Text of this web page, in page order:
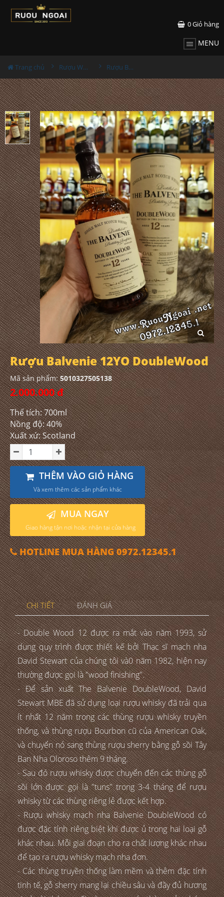
0Giỏ hàng
MENU
Trang chủ Rượu Whisky Rượu Balvenie 12YO DoubleWood
Rượu Balvenie 12YO DoubleWood
Mã sản phẩm:5010327505138
2.000.000 đ
Thể tích: 700ml
Nồng độ: 40%
Xuất xứ: Scotland
THÊM VÀO GIỎ HÀNG
Và xem thêm các sản phẩm khác
MUA NGAY
Giao hàng tận nơi hoặc nhận tại cửa hàng
HOTLINE MUA HÀNG 0972.12345.1
CHI TIẾT ĐÁNH GIÁ
- Double Wood 12 được ra mắt vào năm 1993, sử
dung quy trình được thiết kế bởi Thạc sĩ mạch nha
David Stewart của chúng tôi và0 năm 1982, hiện nay
thường được gọi là "wood finishing".
- Để sản xuất The Balvenie DoubleWood, David
Stewart MBE đã sử dụng loại rượu whisky đã trải qua
ít nhất 12 năm trong các thùng rượu whisky truyền
thống, và thùng rượu Bourbon cũ của American Oak,
và chuyển nó sang thùng rượu sherry bằng gỗ sồi Tây
Ban Nha Oloroso thêm 9 tháng.
- Sau đó rượu whisky được chuyển đến các thùng gỗ
sồi lớn được gọi là "tuns" trong 3-4 tháng để rượu
whisky từ các thùng riêng lẻ được kết hợp.
- Rượu whisky mạch nha Balvenie DoubleWood có
được đặc tính riêng biệt khi được ủ trong hai loại gỗ
khác nhau. Mỗi giai đoạn cho ra chất lượng khác nhau
để tạo ra rượu whisky mạch nha đơn.
- Các thùng truyền thống làm mềm và thêm đặc tính
tinh tế, gỗ sherry mang lại chiều sâu và đầy đủ hương